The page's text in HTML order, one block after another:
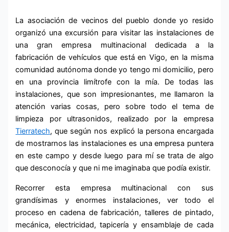
La asociación de vecinos del pueblo donde yo resido
organizó una excursión para visitar las instalaciones de
una gran empresa multinacional dedicada a la
fabricación de vehículos que está en Vigo, en la misma
comunidad autónoma donde yo tengo mi domicilio, pero
en una provincia limítrofe con la mía. De todas las
instalaciones, que son impresionantes, me llamaron la
atención varias cosas, pero sobre todo el tema de
limpieza por ultrasonidos, realizado por la empresa
Tierratech, que según nos explicó la persona encargada
de mostrarnos las instalaciones es una empresa puntera
en este campo y desde luego para mí se trata de algo
que desconocía y que ni me imaginaba que podía existir.
Recorrer esta empresa multinacional con sus
grandísimas y enormes instalaciones, ver todo el
proceso en cadena de fabricación, talleres de pintado,
mecánica, electricidad, tapicería y ensamblaje de cada